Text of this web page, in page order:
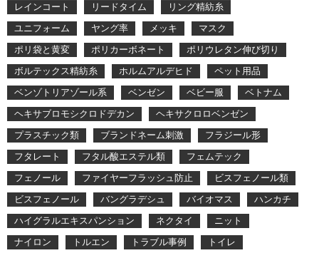
レインコート
リードタイム
リング精紡糸
ユニフォーム
ヤング率 メッキ
マスク
ポリ袋と黄変
ポリカーボネート
ポリウレタン伸び切り
ボルテックス精紡糸
ホルムアルデヒド
ペット用品
ベンゾトリアゾール系
ベンゼン ベビー服
ベトナム
ヘキサブロモシクロドデカン
ヘキサクロロベンゼン
プラスチック類
ブランドネーム刺激
フラジール形
フタレート
フタル酸エステル類
フェムテック
フェノール
ファイヤーフラッシュ防止
ビスフェノール類
ビスフェノール
バングラデシュ バイオマス
ハンカチ
ハイグラルエキスパンション
ネクタイ
ニット
ナイロン
トルエン トラブル事例 トイレ